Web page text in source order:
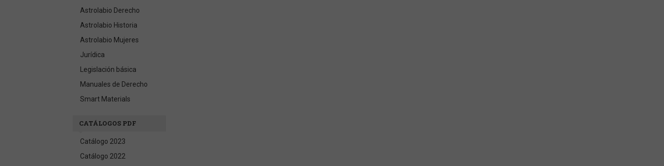
Astrolabio Derecho
Astrolabio Historia
Astrolabio Mujeres
Jurídica
Legislación básica
Manuales de Derecho
Smart Materials
CATÁLOGOS PDF
Catálogo 2023
Catálogo 2022